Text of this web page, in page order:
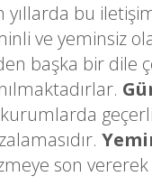
yıllarda bu
ve yeminsiz
başka bir
son